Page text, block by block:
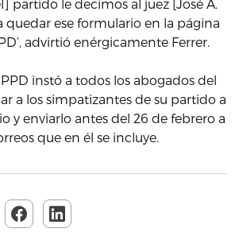
partido le decimos al juez [José A.
quedar ese formulario en la página
advirtió enérgicamente Ferrer.
instó a todos los abogados del
a los simpatizantes de su partido a
y enviarlo antes del 26 de febrero a
que en él se incluye.